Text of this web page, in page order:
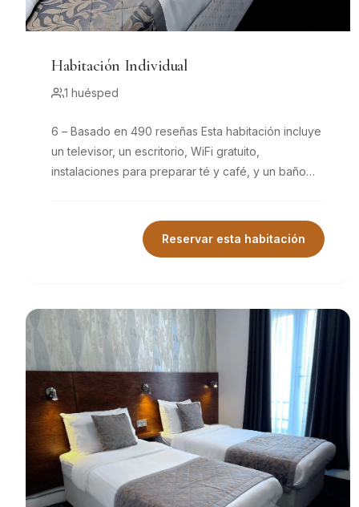
Habitación Individual
1 huésped
6 – Basado en 490 reseñas Esta habitación incluye
un televisor, un escritorio, WiFi gratuito,
instalaciones para preparar té y café, y un baño
Reservar esta habitación